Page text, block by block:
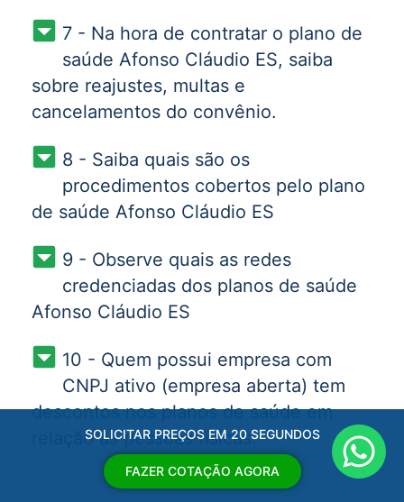
7 - Na hora de contratar o plano de
saúde Afonso Cláudio ES, saiba
sobre reajustes, multas e
cancelamentos do convênio.
8 - Saiba quais são os
procedimentos cobertos pelo plano
de saúde Afonso Cláudio ES
9 - Observe quais as redes
credenciadas dos planos de saúde
Afonso Cláudio ES
10 - Quem possui empresa com
CNPJ ativo (empresa aberta) tem
descontos nos planos de saúde em
relação as pessoas físicas.
SOLICITAR PREÇOS EM 20 SEGUNDOS
FAZER COTAÇÃO AGORA